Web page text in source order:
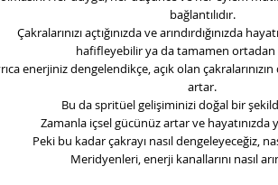
bağlantılıdır.
Çakralarınızı açtığınızda ve arındırdığınızda
hafifleyebilir ya da tamamen ortadan
enerjiniz dengelendikçe, açık olan
artar.
Bu da spritüel gelişiminizi doğal bir
Zamanla içsel gücünüz artar ve hayatınızda
Peki bu kadar çakrayı nasıl dengeleyeceğiz,
Meridyenleri, enerji kanallarını nasıl